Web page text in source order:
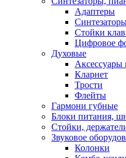
Адаптеры
Стойки
Цифровое
Духовые
Аксессуары
Кларнет
Трости
Флейты
Гармони губные
Блоки питания,
Стойки,
Звуковое
Колонки